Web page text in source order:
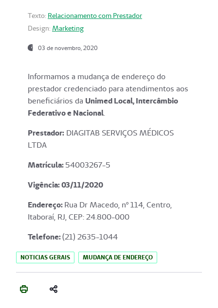
Texto: Relacionamento com Prestador
Design: Marketing
03 de novembro, 2020
Informamos a mudança de endereço do
prestador credenciado para atendimentos aos
beneficiários da Unimed Local, Intercâmbio
Federativo e Nacional.
Prestador: DIAGITAB SERVIÇOS MÉDICOS
LTDA
Matrícula:54003267-5
Vigência: 03/11/2020
Endereço:Rua Dr Macedo, nº 114, Centro,
Itaboraí, RJ, CEP: 24.800-000
Telefone:(21) 2635-1044
NOTICIAS GERAIS MUDANÇA DE ENDEREÇO